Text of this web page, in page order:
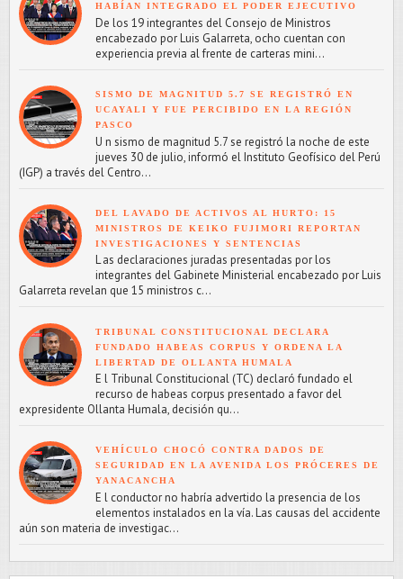
HABÍAN INTEGRADO EL PODER EJECUTIVO
De los 19 integrantes del Consejo de Ministros
encabezado por Luis Galarreta, ocho cuentan con
experiencia previa al frente de carteras mini...
SISMO DE MAGNITUD 5.7 SE REGISTRÓ EN
UCAYALI Y FUE PERCIBIDO EN LA REGIÓN
PASCO
U n sismo de magnitud 5.7 se registró la noche de este
jueves 30 de julio, informó el Instituto Geofísico del Perú
(IGP) a través del Centro...
DEL LAVADO DE ACTIVOS AL HURTO: 15
MINISTROS DE KEIKO FUJIMORI REPORTAN
INVESTIGACIONES Y SENTENCIAS
L as declaraciones juradas presentadas por los
integrantes del Gabinete Ministerial encabezado por Luis
Galarreta revelan que 15 ministros c...
TRIBUNAL CONSTITUCIONAL DECLARA
FUNDADO HABEAS CORPUS Y ORDENA LA
LIBERTAD DE OLLANTA HUMALA
E l Tribunal Constitucional (TC) declaró fundado el
recurso de habeas corpus presentado a favor del
expresidente Ollanta Humala, decisión qu...
VEHÍCULO CHOCÓ CONTRA DADOS DE
SEGURIDAD EN LA AVENIDA LOS PRÓCERES DE
YANACANCHA
E l conductor no habría advertido la presencia de los
elementos instalados en la vía. Las causas del accidente
aún son materia de investigac...